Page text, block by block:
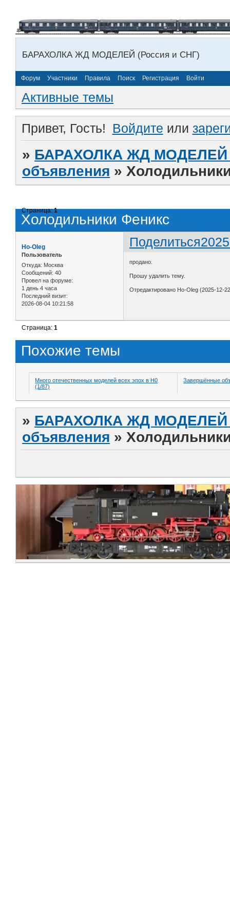
БАРАХОЛКА ЖД МОДЕЛЕЙ (Россия и СНГ)
Форум Участники Правила Поиск Регистрация Войти
Активные темы
Привет, Гость! Войдите или
» БАРАХОЛКА ЖД МОДЕЛЕЙ
объявления »
Холодильники Феникс
Страница:1
Поделиться
Ho-Oleg
Пользователь
Откуда: Москва
Сообщений: 40
Провел на форуме:
1 день 4 часа
Последний визит:
2026-08-04 10:21:58
продано.
Прошу удалить тему.
Отредактировано Ho-Oleg (2025-12-
Страница:1
Похожие темы
Много отечественных моделей всех эпох в H0
(1/87)
Завершённые
» БАРАХОЛКА ЖД МОДЕЛЕЙ
объявления »